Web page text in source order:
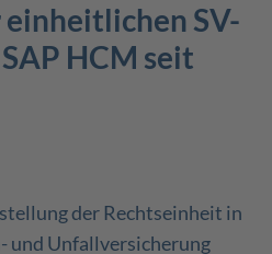
SV-
HCM seit
der Rechtseinheit in
und Unfallversicherung